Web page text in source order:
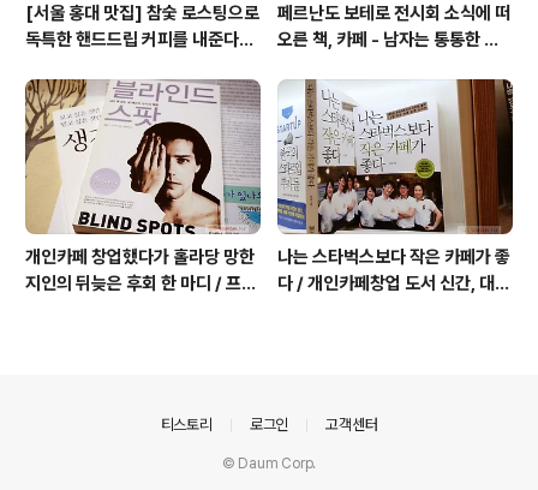
[서울 홍대 맛집] 참숯 로스팅으로
독특한 핸드드립 커피를 내준다는
페르난도 보테로 전시회 소식에 떠
오른 책, 카페 - 남자는 통통한 여
개인카페 창업했다가 홀라당 망한
지인의 뒤늦은 후회 한 마디 / 프랜
나는 스타벅스보다 작은 카페가 좋
다 / 개인카페창업 도서 신간, 대전
티스토리 로그인 고객센터
© Daum Corp.